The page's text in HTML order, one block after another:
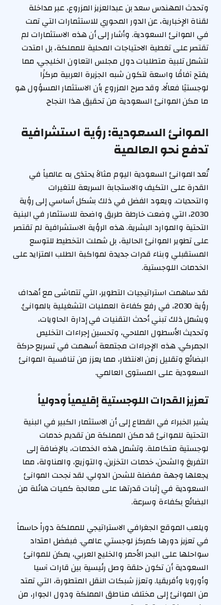
وتحدث المهندس سعد بن عبدالعزيز المزروع، عبر مداخلة
لقناة الإخبارية، عن الدور المحوري للاستثمارات التي تمت
في الموانئ السعودية. وأشار إلى أن هذه الاستثمارات لم
تقتصر على تغطية الاحتياجات المحلية للمملكة، بل امتدت
لتشمل تلبية متطلبات دول مجلس التعاون الخليجي، مما
يفتح آفاقًا واسعة لتكون شبه الجزيرة العربية مركزًا
لوجستيًا فعالًا. وقد صرح المزروع بأن الاستثمار المسؤول هو
ما مكن الموانئ السعودية من تحقيق هذا النجاح.
الموانئ السعودية: رؤية استشرافية
تدفع نحو العالمية
تُعد الموانئ السعودية اليوم مثالاً يحتذى به عالمياً في
القدرة على التكيف والاستجابة السريعة للتغيرات
والتحديات. ويعود الفضل في ذلك بشكل أساسي إلى رؤية
2030، التي وضعت خارطة طريق واضحة للاستثمار في البنية
التحتية والموارد البشرية. هذه الرؤية الاستشرافية لم تقتصر
على تطوير الموانئ الحالية، بل شملت التخطيط للتوسع
المستقبلي وبناء قدرات جديدة لمواكبة الطلب المتزايد على
الخدمات اللوجستية.
لقد ساهمت استراتيجيات التطوير، التي تتماشى مع أهداف
رؤية 2030، في رفع كفاءة العمليات التشغيلية بالموانئ.
ويشمل ذلك تبني أحدث التقنيات في إدارة الحاويات،
وتحديث الأسطول الملاحي، وتحسين إجراءات التخليص
الجمركي. هذه الإجراءات مجتمعة أسهمت في تسريع حركة
البضائع وتقليل زمن الانتظار، مما يعزز من تنافسية الموانئ
السعودية على المستوى العالمي.
تعزيز القدرات اللوجستية إقليمياً ودولياً
يشير الخبراء في القطاع إلى أن الاستثمار الكبير في البنية
التحتية للموانئ قد مكن المملكة من تقديم خدمات
لوجستية متكاملة. وتشمل هذه الخدمات، بالإضافة إلى
التفريغ والشحن، خدمات التخزين، والتوزيع، والمناولة، مما
يجعلها وجهة مفضلة للشحن الدولي. لقد نجحت الموانئ
السعودية في إثبات قدرتها على معالجة كميات هائلة من
البضائع بكفاءة وسرعة.
ويلعب الموقع الجغرافي الاستراتيجي للمملكة دوراً حاسماً
في تعزيز دورها كمركز لوجستي عالمي. فبفضل امتداد
سواحلها على البحر الأحمر والخليج العربي، يمكن للموانئ
السعودية أن تكون حلقة وصل رئيسية بين قارات آسيا
وأوروبا وأفريقيا. وتعزز شبكات النقل المتطورة، التي تمتد
من الموانئ إلى مختلف مناطق المملكة ودول الجوار، من